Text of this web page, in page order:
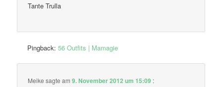
Tante Trulla
Pingback:56 Outfits | Mamagie
Meike sagte am9. November 2012 um 15:09 :